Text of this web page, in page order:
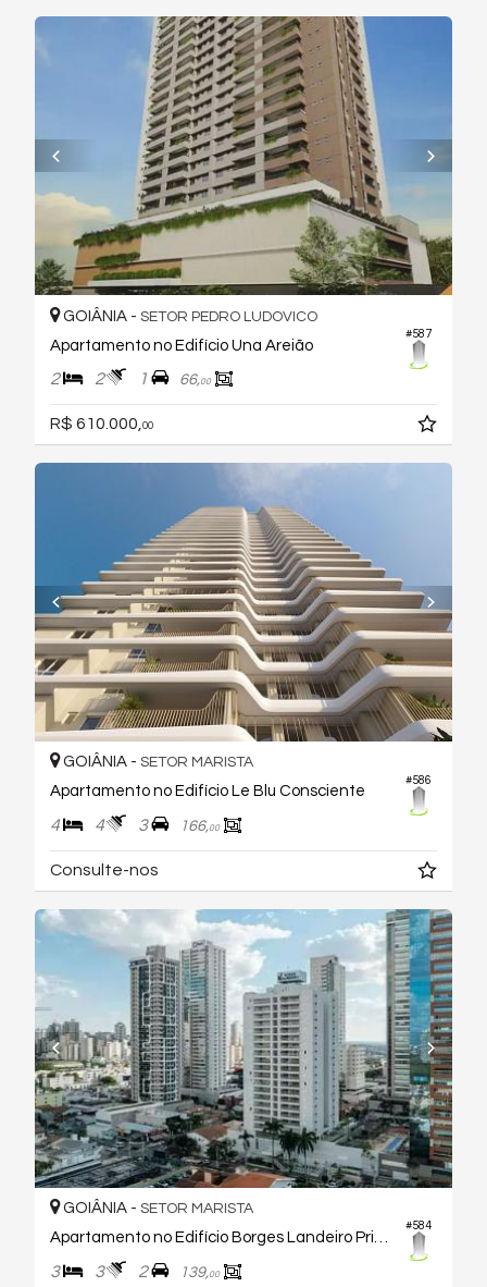
#587
GOIÂNIA - SETOR PEDRO LUDOVICO
Apartamento no Edifício Una Areião
2 2 1 66,00
R$ 610.000, 00
#586
GOIÂNIA - SETOR MARISTA
Apartamento no Edifício Le Blu Consciente
4 4 3 166,00
Consulte-nos
#584
GOIÂNIA - SETOR MARISTA
Apartamento no Edifício Borges Landeiro Prime
3 3 2 139,00